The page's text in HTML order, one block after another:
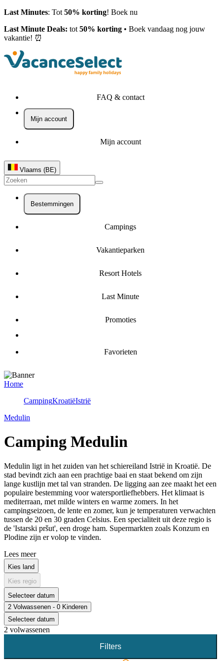
Last Minutes: Tot 50% korting! Boek nu
Last Minute Deals: tot 50% korting • Boek vandaag nog jouw
vakantie! ⏰
FAQ & contact
Mijn account
Mijn account
Vlaams (BE)
Bestemmingen
Campings
Vakantieparken
Resort Hotels
Last Minute
Promoties
Favorieten
Home
CampingKroatiëIstrië
Medulin
Camping Medulin
Medulin ligt in het zuiden van het schiereiland Istrië in Kroatië. De
stad bevindt zich aan een prachtige baai en staat bekend om zijn
lange kustlijn met tal van stranden. De ligging aan zee maakt het een
populaire bestemming voor watersportliefhebbers. Het klimaat is
mediterraan, met milde winters en warme zomers. In het
campingseizoen, de lente en zomer, kun je temperaturen verwachten
tussen de 20 en 30 graden Celsius. Een specialiteit uit deze regio is
de 'Istarski pršut', een droge ham. Supermarkten zoals Konzum en
Plodine zijn er volop te vinden.
Lees meer
Kies land
Kies regio
Selecteer datum
2 Volwassenen - 0 Kinderen
Selecteer datum
2 volwassenen
Filters